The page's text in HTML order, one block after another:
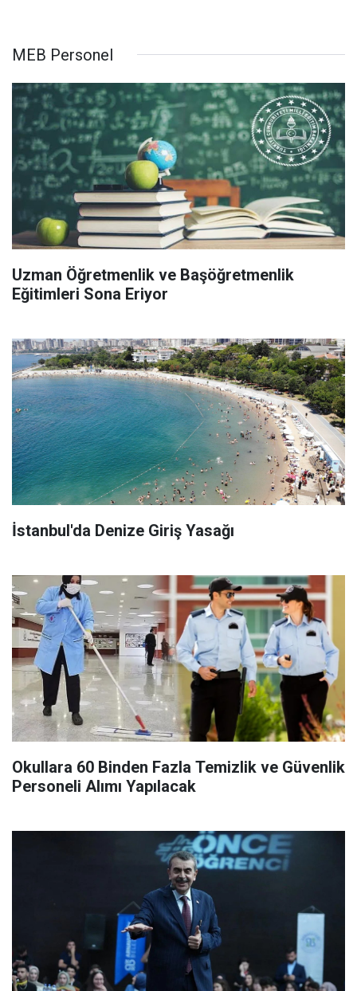
MEB Personel
Uzman Öğretmenlik ve Başöğretmenlik
Eğitimleri Sona Eriyor
İstanbul'da Denize Giriş Yasağı
Okullara 60 Binden Fazla Temizlik ve Güvenlik
Personeli Alımı Yapılacak